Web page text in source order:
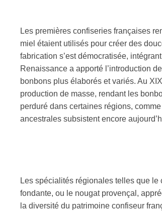
Les premières confiseries françaises
miel étaient utilisés pour créer des
fabrication s’est démocratisée,
Renaissance a apporté l’introduction
bonbons plus élaborés et variés. Au
production de masse, rendant les
perduré dans certaines régions,
ancestrales subsistent encore
Les spécialités régionales telles que
fondante, ou le nougat provençal,
la diversité du patrimoine confiseur